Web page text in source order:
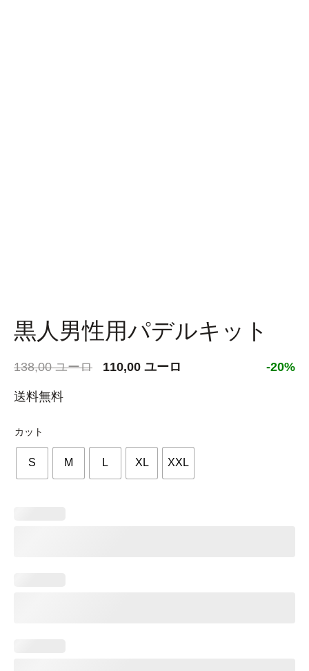
黒人男性用パデルキット
138,00 ユーロ
元
138,00 €
で
110,00 ユーロ
は
110,00 €
-20%
送料無料
カット
S M L XL XXL